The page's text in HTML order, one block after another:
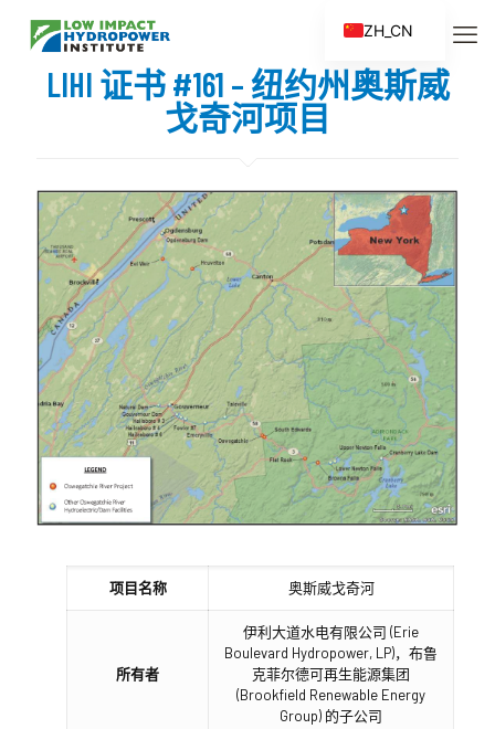
LIHI 证书 #161 – 纽约州奥斯威
戈奇河项目
项目名称 奥斯威戈奇河
所有者
伊利大道水电有限公司 (Erie
Boulevard Hydropower, LP)，布鲁
克菲尔德可再生能源集团
(Brookfield Renewable Energy
Group) 的子公司
ZH_CN
EN
ES